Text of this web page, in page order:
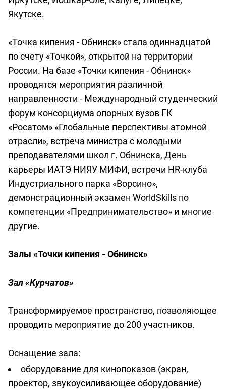
Якутске.
«Точка кипения - Обнинск» стала одиннадцатой
по счету «Точкой», открытой на территории
России. На базе «Точки кипения - Обнинск»
проводятся мероприятия различной
направленности - Международный студенческий
форум консорциума опорных вузов ГК
«Росатом» «Глобальные перспективы атомной
отрасли», встреча министра с молодыми
преподавателями школ г. Обнинска, День
карьеры ИАТЭ НИЯУ МИФИ, встречи HR-клуба
Индустриального парка «Ворсино»,
демонстрационный экзамен WorldSkills по
компетенции «Предпринимательство» и многие
другие.
Залы «Точки кипения - Обнинск»
Зал «Курчатов»
Трансформируемое пространство, позволяющее
проводить мероприятие до 200 участников.
Оснащение зала:
оборудование для кинопоказов (экран,
проектор, звукоусиливающее оборудование)